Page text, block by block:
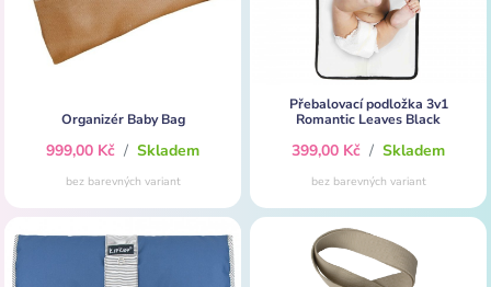
Organizér Baby Bag
999,00 Kč / Skladem
bez barevných variant
Přebalovací podložka 3v1
Romantic Leaves Black
399,00 Kč / Skladem
bez barevných variant